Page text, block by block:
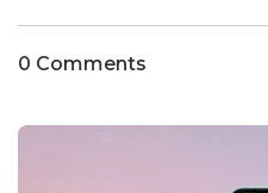
0 Comments